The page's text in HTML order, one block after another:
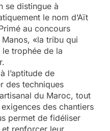
se distingue à
le nom d’Aït
au concours
«la tribu qui
trophée de la
l’aptitude de
des techniques
du Maroc, tout
des chantiers
permet de fidéliser
et renforcer leur